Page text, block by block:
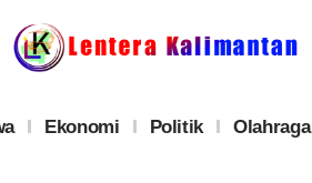
Ekonomi Politik Olahraga